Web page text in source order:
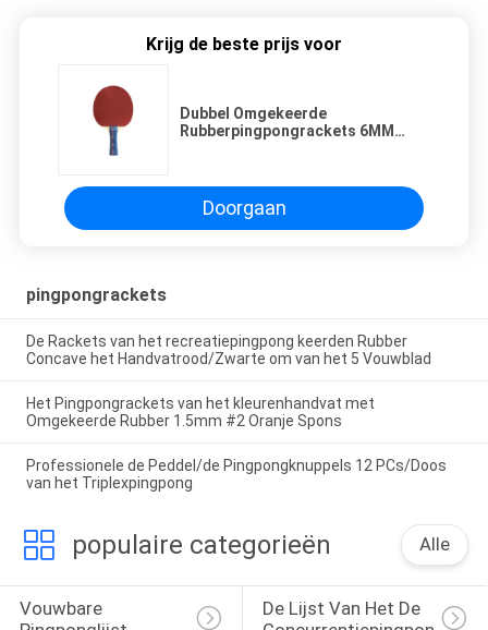
Krijg de beste prijs voor
Dubbel Omgekeerde
Rubberpingpongrackets 6MM
Doorgaan
pingpongrackets
De Rackets van het recreatiepingpong keerden Rubber
Concave het Handvatrood/Zwarte om van het 5 Vouwblad
Het Pingpongrackets van het kleurenhandvat met
Omgekeerde Rubber 1.5mm #2 Oranje Spons
Professionele de Peddel/de Pingpongknuppels 12 PCs/Doos
van het Triplexpingpong
populaire categorieën Alle
Vouwbare
De Lijst Van Het De